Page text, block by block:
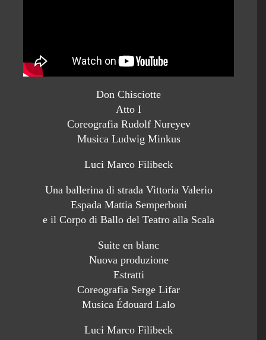
Don Chisciotte
Atto I
Coreografia Rudolf Nureyev
Musica Ludwig Minkus
Luci Marco Filibeck
Una ballerina di strada Vittoria Valerio
Espada Mattia Semperboni
e il Corpo di Ballo del Teatro alla Scala
Suite en blanc
Nuova produzione
Estratti
Coreografia Serge Lifar
Musica Édouard Lalo
Luci Marco Filibeck